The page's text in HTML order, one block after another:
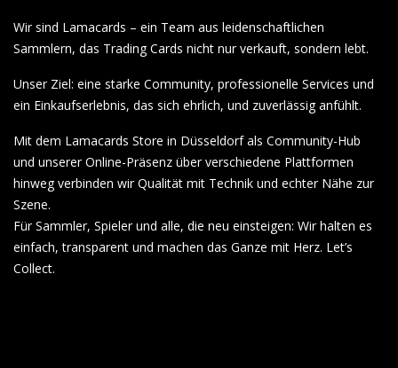
Wir sind Lamacards – ein Team aus leidenschaftlichen
Sammlern, das Trading Cards nicht nur verkauft, sondern lebt.
Unser Ziel: eine starke Community, professionelle Services und
ein Einkaufserlebnis, das sich ehrlich, und zuverlässig anfühlt.
Mit dem Lamacards Store in Düsseldorf als Community-Hub
und unserer Online-Präsenz über verschiedene Plattformen
hinweg verbinden wir Qualität mit Technik und echter Nähe zur
Szene.
Für Sammler, Spieler und alle, die neu einsteigen: Wir halten es
einfach, transparent und machen das Ganze mit Herz. Let’s
Collect.